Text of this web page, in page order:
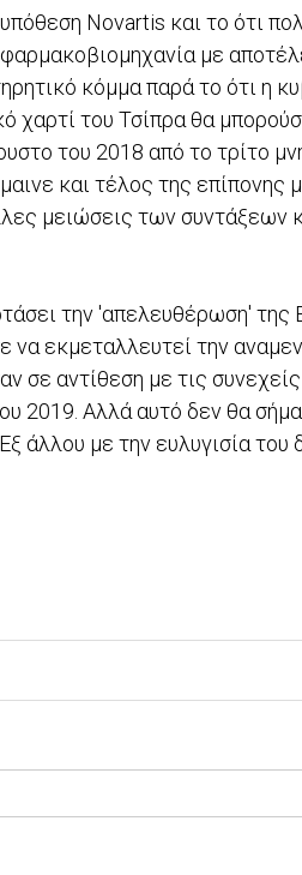
Novartis και το ότι
με
κόμμα παρά το ότι η
χαρτί του Τσίπρα θα
του 2018 από το τρίτο
και τέλος της επίπονης
μειώσεις των συντάξεων
την 'απελευθέρωση' της
να εκμεταλλευτεί την
σε αντίθεση με τις
2019. Αλλά αυτό δεν θα
άλλου με την ευλυγισία του